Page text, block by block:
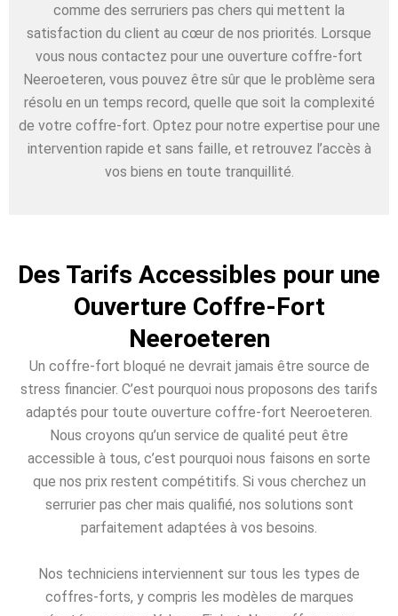
comme des serruriers pas chers qui mettent la
satisfaction du client au cœur de nos priorités. Lorsque
vous nous contactez pour une ouverture coffre-fort
Neeroeteren, vous pouvez être sûr que le problème sera
résolu en un temps record, quelle que soit la complexité
de votre coffre-fort. Optez pour notre expertise pour une
intervention rapide et sans faille, et retrouvez l’accès à
vos biens en toute tranquillité.
Des Tarifs Accessibles pour une
Ouverture Coffre-Fort
Neeroeteren
Un coffre-fort bloqué ne devrait jamais être source de
stress financier. C’est pourquoi nous proposons des tarifs
adaptés pour toute ouverture coffre-fort Neeroeteren.
Nous croyons qu’un service de qualité peut être
accessible à tous, c’est pourquoi nous faisons en sorte
que nos prix restent compétitifs. Si vous cherchez un
serrurier pas cher mais qualifié, nos solutions sont
parfaitement adaptées à vos besoins.
Nos techniciens interviennent sur tous les types de
coffres-forts, y compris les modèles de marques